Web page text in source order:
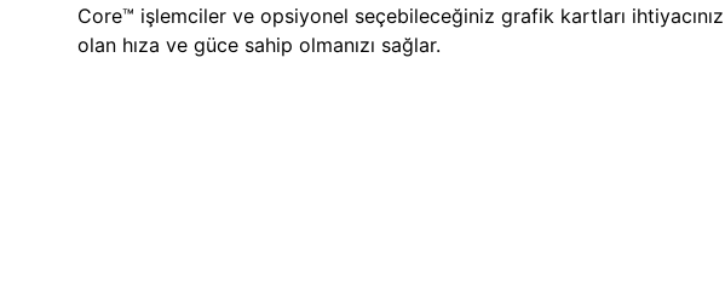
Core™ işlemciler ve opsiyonel seçebileceğiniz grafik kartları ihtiyacınız
olan hıza ve güce sahip olmanızı sağlar.